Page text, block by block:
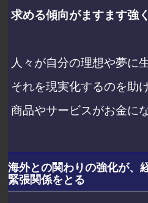
求める傾向がますます強
人々が自分の理想や夢に
それを現実化するのを助
商品やサービスがお金に
海外との関わりの強化が、
緊張関係をとる